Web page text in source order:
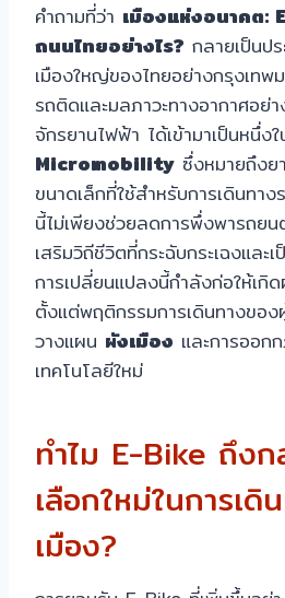
คำถามที่ว่า เมืองแห่งอนาคต:
ถนนไทยอย่างไร? กลายเป็นป
เมืองใหญ่ของไทยอย่างกรุงเท
รถติดและมลภาวะทางอากาศอย่
จักรยานไฟฟ้า ได้เข้ามาเป็นหนึ่ง
Micromobility ซึ่งหมายถึง
ขนาดเล็กที่ใช้สำหรับการเดินทาง
นี้ไม่เพียงช่วยลดการพึ่งพารถย
เสริมวิถีชีวิตที่กระฉับกระเฉงแล
การเปลี่ยนแปลงนี้กำลังก่อให้เกิ
ตั้งแต่พฤติกรรมการเดินทางขอ
วางแผน ผังเมือง และการออก
เทคโนโลยีใหม่
ทำไม E-Bike ถึงก
เลือกใหม่ในการเ
เมือง?